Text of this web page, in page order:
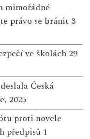
mimořádné
právo se bránit 3
ve školách 29
Česká
2025
proti novele
předpisů 1